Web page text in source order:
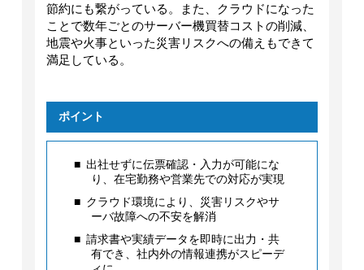
節約にも繋がっている。また、クラウドになった
ことで数年ごとのサーバー機買替コストの削減、
地震や火事といった災害リスクへの備えもできて
満足している。
ポイント
出社せずに伝票確認・入力が可能にな
り、在宅勤務や営業先での対応が実現
クラウド環境により、災害リスクやサ
ーバ故障への不安を解消
請求書や実績データを即時に出力・共
有でき、社内外の情報連携がスピーデ